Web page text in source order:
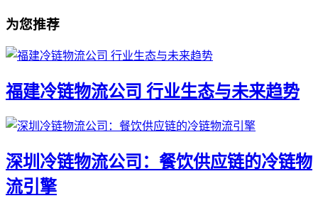
为您推荐
福建冷链物流公司 行业生态与未来趋势
深圳冷链物流公司：餐饮供应链的冷链物
流引擎